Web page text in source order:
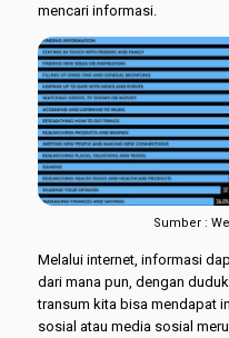
mencari informasi.
Sumber :
Melalui internet, informasi
dari mana pun, dengan
transum kita bisa mendapat
sosial atau media sosial